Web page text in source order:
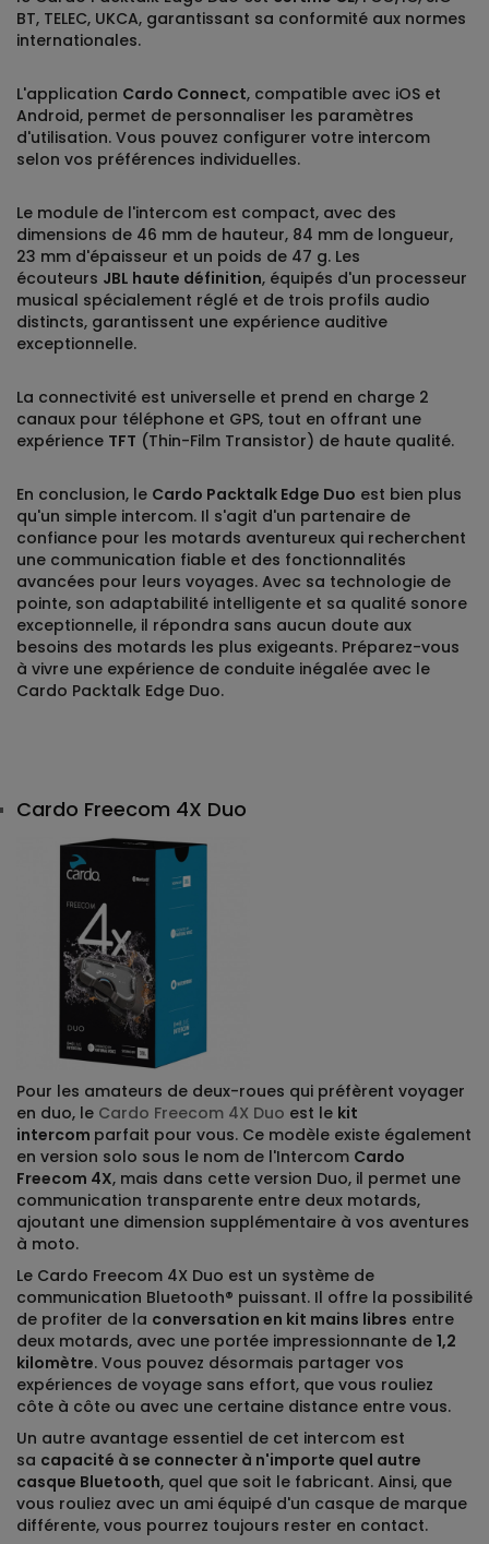
BT, TELEC, UKCA, garantissant sa conformité aux normes
internationales.
L'application Cardo Connect, compatible avec iOS et
Android, permet de personnaliser les paramètres
d'utilisation. Vous pouvez configurer votre intercom
selon vos préférences individuelles.
Le module de l'intercom est compact, avec des
dimensions de 46 mm de hauteur, 84 mm de longueur,
23 mm d'épaisseur et un poids de 47 g. Les
écouteurs JBL haute définition, équipés d'un processeur
musical spécialement réglé et de trois profils audio
distincts, garantissent une expérience auditive
exceptionnelle.
La connectivité est universelle et prend en charge 2
canaux pour téléphone et GPS, tout en offrant une
expérience TFT (Thin-Film Transistor) de haute qualité.
En conclusion, le Cardo Packtalk Edge Duo est bien plus
qu'un simple intercom. Il s'agit d'un partenaire de
confiance pour les motards aventureux qui recherchent
une communication fiable et des fonctionnalités
avancées pour leurs voyages. Avec sa technologie de
pointe, son adaptabilité intelligente et sa qualité sonore
exceptionnelle, il répondra sans aucun doute aux
besoins des motards les plus exigeants. Préparez-vous
à vivre une expérience de conduite inégalée avec le
Cardo Packtalk Edge Duo.
Cardo Freecom 4X Duo
Pour les amateurs de deux-roues qui préfèrent voyager
en duo, le Cardo Freecom 4X Duo est le kit
intercom parfait pour vous. Ce modèle existe également
en version solo sous le nom de l'Intercom Cardo
Freecom 4X, mais dans cette version Duo, il permet une
communication transparente entre deux motards,
ajoutant une dimension supplémentaire à vos aventures
à moto.
Le Cardo Freecom 4X Duo est un système de
communication Bluetooth® puissant. Il offre la possibilité
de profiter de la conversation en kit mains libres entre
deux motards, avec une portée impressionnante de 1,2
kilomètre. Vous pouvez désormais partager vos
expériences de voyage sans effort, que vous rouliez
côte à côte ou avec une certaine distance entre vous.
Un autre avantage essentiel de cet intercom est
sa capacité à se connecter à n'importe quel autre
casque Bluetooth, quel que soit le fabricant. Ainsi, que
vous rouliez avec un ami équipé d'un casque de marque
différente, vous pourrez toujours rester en contact.